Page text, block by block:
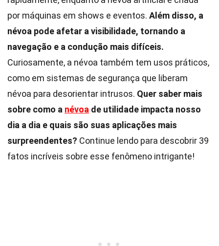
por máquinas em shows e eventos. Além disso, a
névoa pode afetar a visibilidade, tornando a
navegação e a condução mais difíceis.
Curiosamente, a névoa também tem usos práticos,
como em sistemas de segurança que liberam
névoa para desorientar intrusos. Quer saber mais
sobre como a névoa de utilidade impacta nosso
dia a dia e quais são suas aplicações mais
surpreendentes? Continue lendo para descobrir 39
fatos incríveis sobre esse fenômeno intrigante!